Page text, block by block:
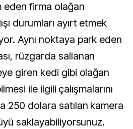
eden firma olağan
durumları ayırt etmek
Aynı noktaya park eden
rüzgarda sallanan
giren kedi gibi olağan
ile ilgili çalışmalarını
250 dolara satılan kamera
saklayabiliyorsunuz.